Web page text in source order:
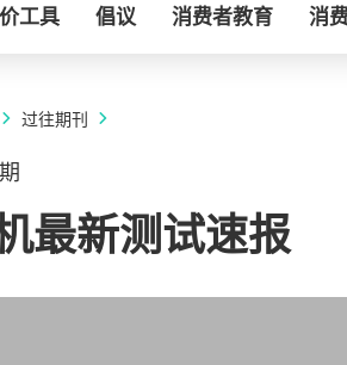
工具 倡议 消费者教育 消
过往期刊
最新测试速报